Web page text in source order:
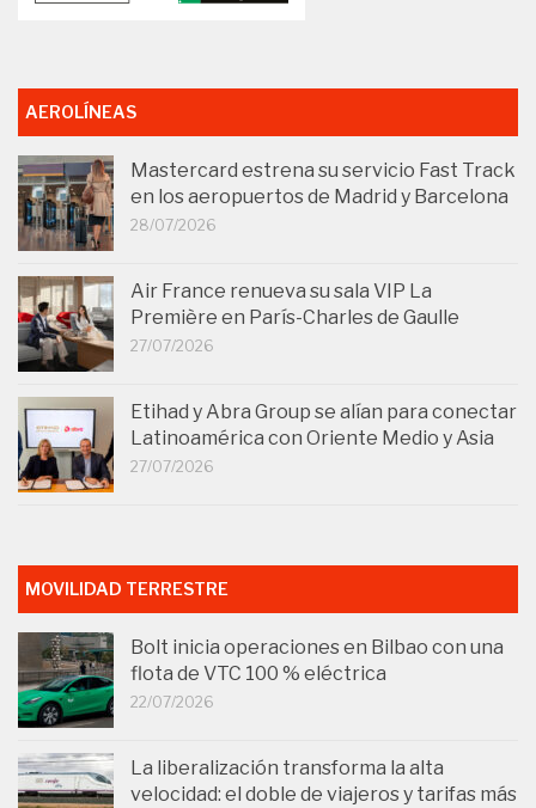
AEROLÍNEAS
Mastercard estrena su servicio Fast Track
en los aeropuertos de Madrid y Barcelona
28/07/2026
Air France renueva su sala VIP La
Première en París-Charles de Gaulle
27/07/2026
Etihad y Abra Group se alían para conectar
Latinoamérica con Oriente Medio y Asia
27/07/2026
MOVILIDAD TERRESTRE
Bolt inicia operaciones en Bilbao con una
flota de VTC 100 % eléctrica
22/07/2026
La liberalización transforma la alta
velocidad: el doble de viajeros y tarifas más